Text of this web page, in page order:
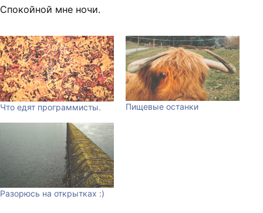
Спокойной мне ночи.
Что едят программисты. Пищевые останки
Разорюсь на открытках :)